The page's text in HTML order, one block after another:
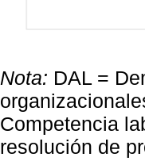
Nota: DAL =
Competencia
resolución de